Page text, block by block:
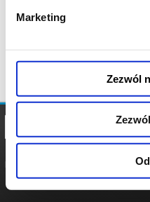
Marketing
Zezwól